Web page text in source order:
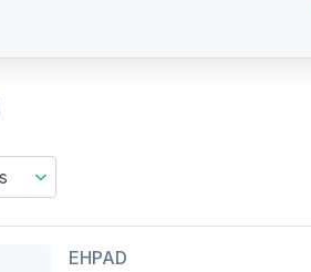
EHPAD